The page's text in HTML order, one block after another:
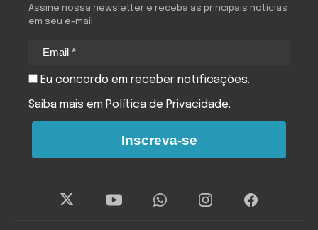
Assine nossa newsletter e receba as principais notícias
em seu e-mail
Eu concordo em receber notificações.
Saiba mais em Política de Privacidade.
Inscreva-se